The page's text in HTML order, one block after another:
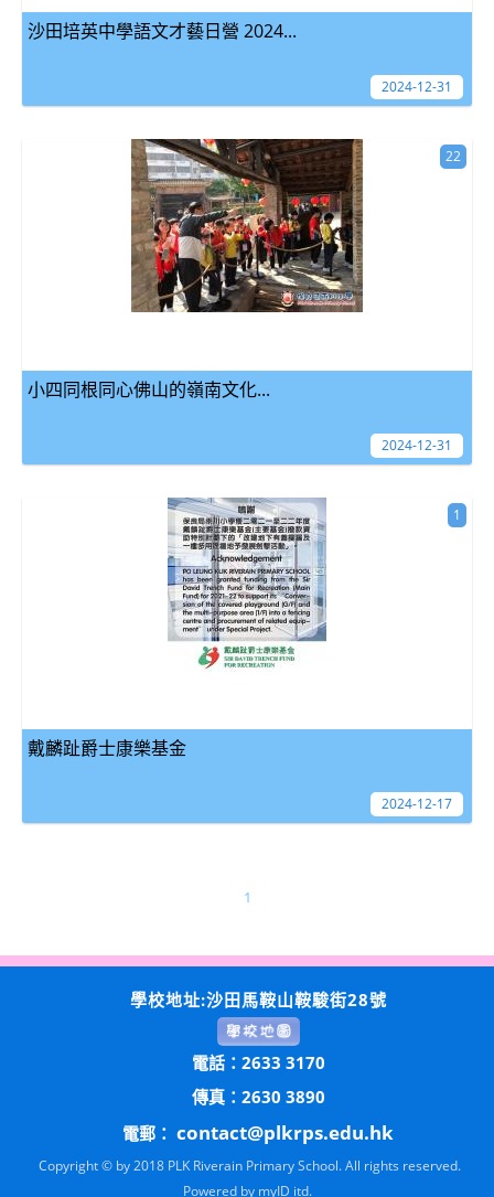
沙田培英中學語文才藝日營 2024...
2024-12-31
小四同根同心佛山的嶺南文化...
22
2024-12-31
戴麟趾爵士康樂基金
1
2024-12-17
1
學校地址:沙田馬鞍山鞍駿街28號
電話：2633 3170
傳真：2630 3890
電郵： contact@plkrps.edu.hk
Copyright © by 2018 PLK Riverain Primary School. All rights reserved.
Powered by myID itd.